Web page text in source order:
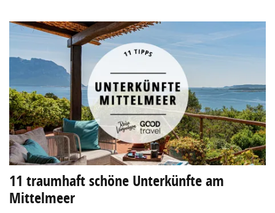
11 traumhaft schöne Unterkünfte am
Mittelmeer